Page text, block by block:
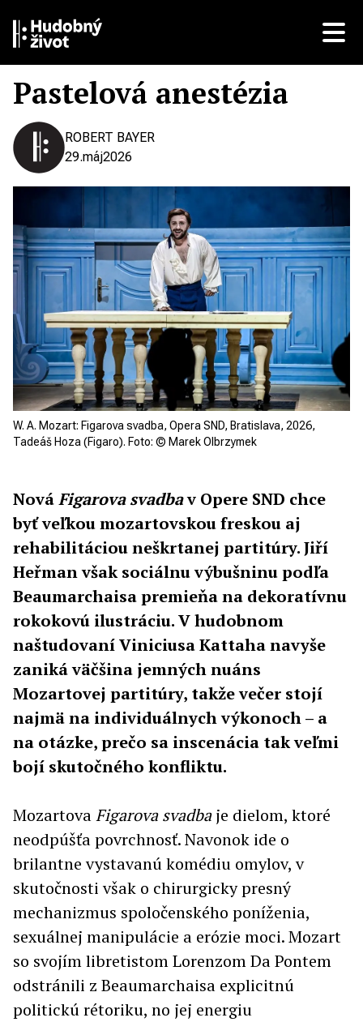
Pastelová anestézia
ROBERT BAYER
29.máj2026
W. A. Mozart: Figarova svadba, Opera SND, Bratislava, 2026,
Tadeáš Hoza (Figaro). Foto: © Marek Olbrzymek
NováFigarova svadbav Opere SND chce
byť veľkou mozartovskou freskou aj
rehabilitáciou neškrtanej partitúry. Jiří
Heřman však sociálnu výbušninu podľa
Beaumarchaisa premieňa na dekoratívnu
rokokovú ilustráciu. V hudobnom
naštudovaní Viniciusa Kattaha navyše
zaniká väčšina jemných nuáns
Mozartovej partitúry, takže večer stojí
najmä na individuálnych výkonoch – a
na otázke, prečo sa inscenácia tak veľmi
bojí skutočného konfliktu.
MozartovaFigarova svadbaje dielom, ktoré
neodpúšťa povrchnosť. Navonok ide o
brilantne vystavanú komédiu omylov, v
skutočnosti však o chirurgicky presný
mechanizmus spoločenského poníženia,
sexuálnej manipulácie a erózie moci. Mozart
so svojím libretistom Lorenzom Da Pontem
odstránili z Beaumarchaisa explicitnú
politickú rétoriku, no jej energiu